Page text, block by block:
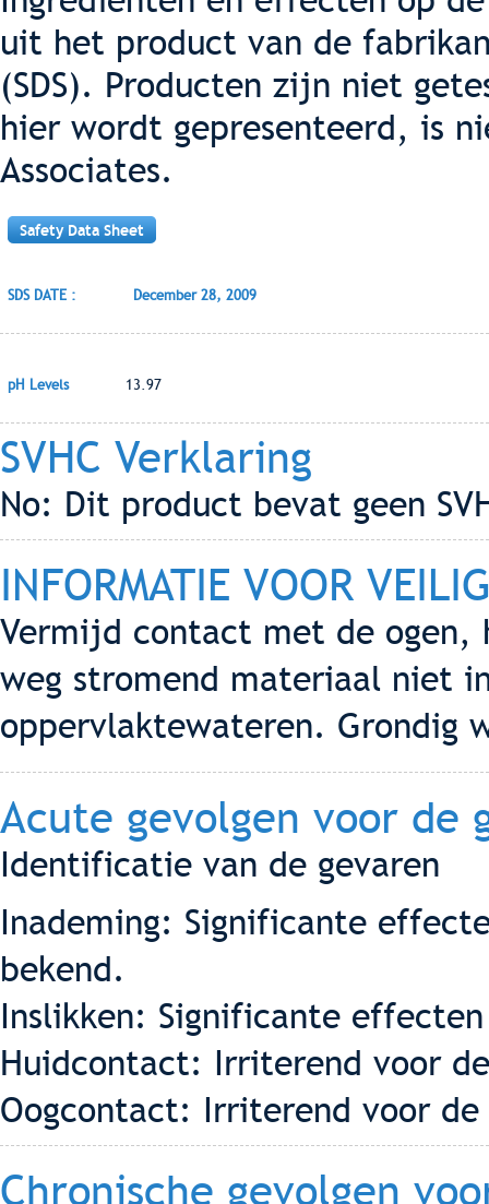
uit het product van de
(SDS). Producten zijn niet
hier wordt gepresenteerd, is
Associates.
Safety Data Sheet
SDS DATE : December 28, 2009
pH Levels 13.97
SVHC Verklaring
No: Dit product bevat geen
INFORMATIE VOOR
Vermijd contact met de ogen,
weg stromend materiaal niet
oppervlaktewateren. Grondig
Acute gevolgen voor de
Identificatie van de gevaren
Inademing: Significante
bekend.
Inslikken: Significante
Huidcontact: Irriterend voor
Oogcontact: Irriterend voor de
Chronische gevolgen